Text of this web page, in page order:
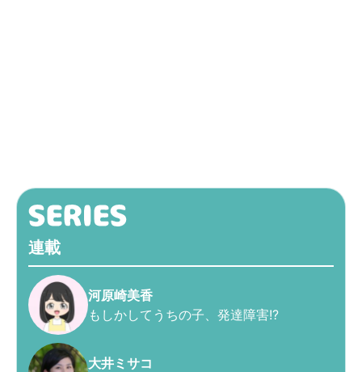
連載
河原崎美香
もしかしてうちの子、発達障害!?
大井ミサコ